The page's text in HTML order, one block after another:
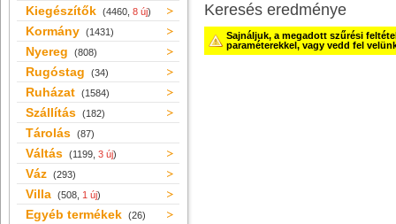
Kiegészítők (4460, 8 új)
Kormány (1431)
Nyereg (808)
Rugóstag (34)
Ruházat (1584)
Szállítás (182)
Tárolás (87)
Váltás (1199, 3 új)
Váz (293)
Villa (508, 1 új)
Egyéb termékek (26)
Keresés eredménye
Sajnáljuk, a megadott szűrési
paraméterekkel, vagy vedd fel